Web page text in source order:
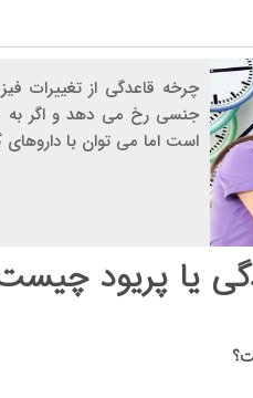
چرخه قاعدگی از تغییرات
جنسی رخ می دهد و اگر به
است اما می توان با داروهای
یا پریود